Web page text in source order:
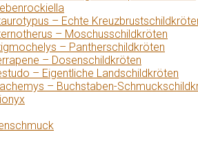
– Echte
– Moschusschildkröten
– Pantherschildkröten
– Dosenschildkröten
– Eigentliche Landschildkröten
– Buchstaben-